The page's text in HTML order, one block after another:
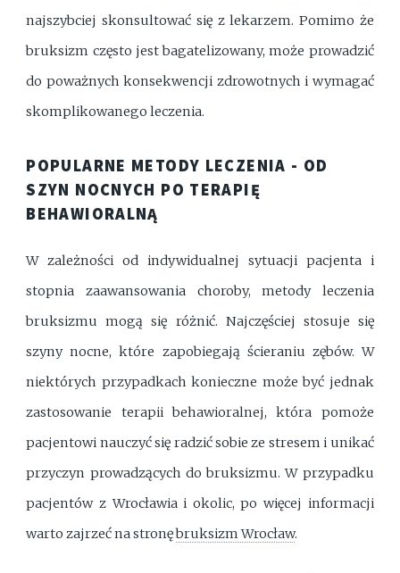
najszybciej skonsultować się z lekarzem. Pomimo że
bruksizm często jest bagatelizowany, może prowadzić
do poważnych konsekwencji zdrowotnych i wymagać
skomplikowanego leczenia.
POPULARNE METODY LECZENIA - OD
SZYN NOCNYCH PO TERAPIĘ
BEHAWIORALNĄ
W zależności od indywidualnej sytuacji pacjenta i
stopnia zaawansowania choroby, metody leczenia
bruksizmu mogą się różnić. Najczęściej stosuje się
szyny nocne, które zapobiegają ścieraniu zębów. W
niektórych przypadkach konieczne może być jednak
zastosowanie terapii behawioralnej, która pomoże
pacjentowi nauczyć się radzić sobie ze stresem i unikać
przyczyn prowadzących do bruksizmu. W przypadku
pacjentów z Wrocławia i okolic, po więcej informacji
warto zajrzeć na stronębruksizm Wrocław.